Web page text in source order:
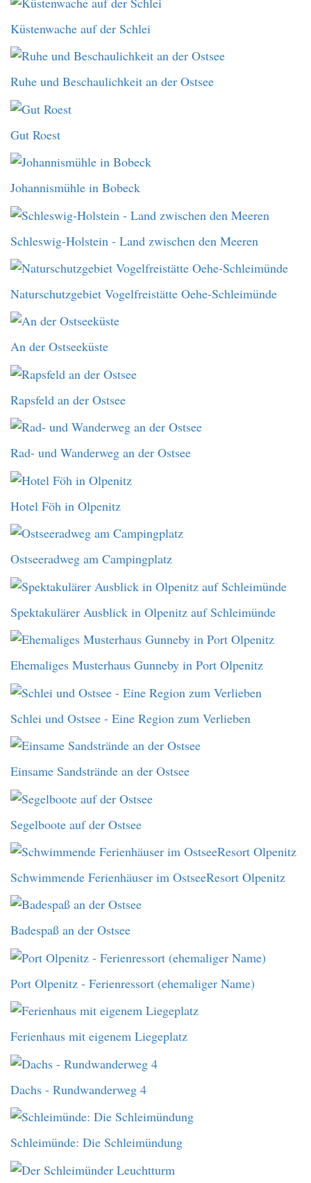
Küstenwache auf der Schlei
Ruhe und Beschaulichkeit an der Ostsee
Gut Roest
Johannismühle in Bobeck
Schleswig-Holstein - Land zwischen den Meeren
Naturschutzgebiet Vogelfreistätte Oehe-Schleimünde
An der Ostseeküste
Rapsfeld an der Ostsee
Rad- und Wanderweg an der Ostsee
Hotel Föh in Olpenitz
Ostseeradweg am Campingplatz
Spektakulärer Ausblick in Olpenitz auf Schleimünde
Ehemaliges Musterhaus Gunneby in Port Olpenitz
Schlei und Ostsee - Eine Region zum Verlieben
Einsame Sandstrände an der Ostsee
Segelboote auf der Ostsee
Schwimmende Ferienhäuser im OstseeResort Olpenitz
Badespaß an der Ostsee
Port Olpenitz - Ferienressort (ehemaliger Name)
Ferienhaus mit eigenem Liegeplatz
Dachs - Rundwanderweg 4
Schleimünde: Die Schleimündung